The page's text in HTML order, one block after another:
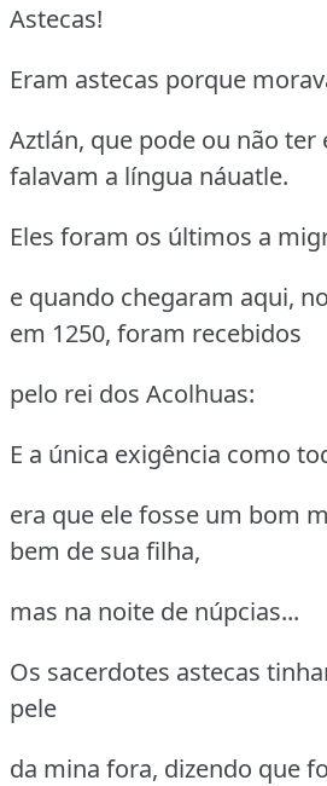
Astecas!
Eram astecas porque
Aztlán, que pode ou não ter
falavam a língua náuatle.
Eles foram os últimos a
e quando chegaram aqui,
em 1250, foram recebidos
pelo rei dos Acolhuas:
E a única exigência como
era que ele fosse um bom
bem de sua filha,
mas na noite de núpcias...
Os sacerdotes astecas
pele
da mina fora, dizendo que